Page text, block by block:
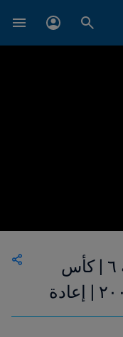
نيجيريا وإنجلترا | المجموعة ٦ | كأس
العالم FIFA كوريا/اليابان ٢٠٠٢ | إعادة